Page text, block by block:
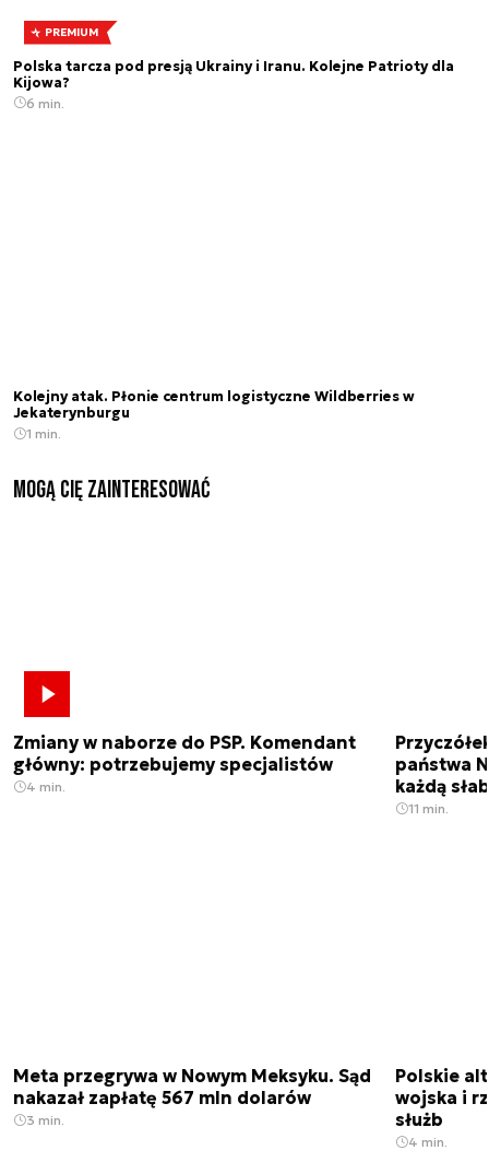
PREMIUM
Polska tarcza pod presją Ukrainy i Iranu. Kolejne Patrioty dla
Kijowa?
6 min.
Kolejny atak. Płonie centrum logistyczne Wildberries w
Jekaterynburgu
1 min.
Mogą Cię zainteresować
Zmiany w naborze do PSP. Komendant
główny: potrzebujemy specjalistów
4 min.
państwa
każdą
11 min.
Meta przegrywa w Nowym Meksyku. Sąd
nakazał zapłatę 567 mln dolarów
3 min.
Polskie
wojska i
służb
4 min.